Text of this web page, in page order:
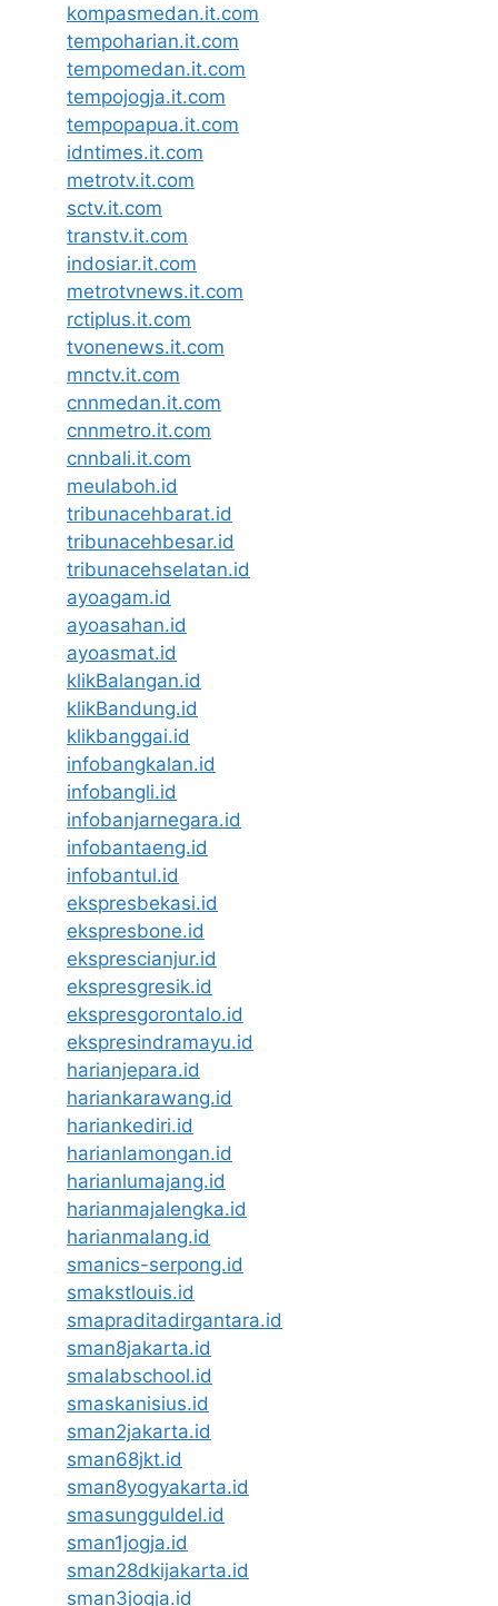
kompasmedan.it.com
tempoharian.it.com
tempomedan.it.com
tempojogja.it.com
tempopapua.it.com
idntimes.it.com
metrotv.it.com
sctv.it.com
transtv.it.com
indosiar.it.com
metrotvnews.it.com
rctiplus.it.com
tvonenews.it.com
mnctv.it.com
cnnmedan.it.com
cnnmetro.it.com
cnnbali.it.com
meulaboh.id
tribunacehbarat.id
tribunacehbesar.id
tribunacehselatan.id
ayoagam.id
ayoasahan.id
ayoasmat.id
klikBalangan.id
klikBandung.id
klikbanggai.id
infobangkalan.id
infobangli.id
infobanjarnegara.id
infobantaeng.id
infobantul.id
ekspresbekasi.id
ekspresbone.id
eksprescianjur.id
ekspresgresik.id
ekspresgorontalo.id
ekspresindramayu.id
harianjepara.id
hariankarawang.id
hariankediri.id
harianlamongan.id
harianlumajang.id
harianmajalengka.id
harianmalang.id
smanics-serpong.id
smakstlouis.id
smapraditadirgantara.id
sman8jakarta.id
smalabschool.id
smaskanisius.id
sman2jakarta.id
sman68jkt.id
sman8yogyakarta.id
smasungguldel.id
sman1jogja.id
sman28dkijakarta.id
sman3jogja.id